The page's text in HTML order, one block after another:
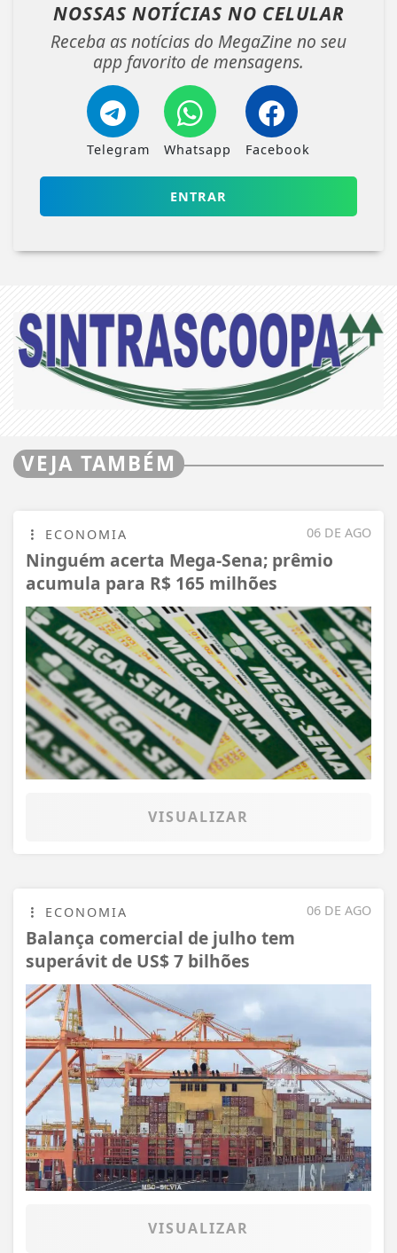
NOSSAS NOTÍCIAS NO CELULAR
Receba as notícias do MegaZine no seu
app favorito de mensagens.
Telegram Whatsapp Facebook
ENTRAR
VEJA TAMBÉM
06 DE AGO
ECONOMIA
Ninguém acerta Mega-Sena; prêmio
acumula para R$ 165 milhões
VISUALIZAR
06 DE AGO
ECONOMIA
Balança comercial de julho tem
superávit de US$ 7 bilhões
VISUALIZAR